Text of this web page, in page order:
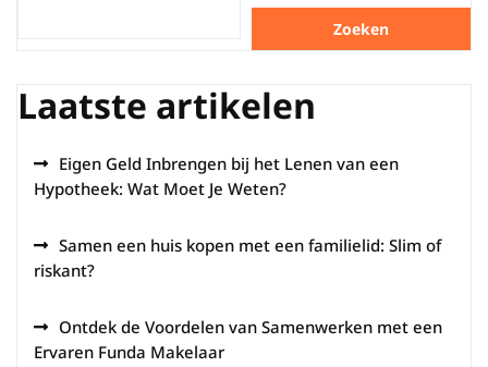
Zoeken
Laatste artikelen
Eigen Geld Inbrengen bij het Lenen van een
Hypotheek: Wat Moet Je Weten?
Samen een huis kopen met een familielid: Slim of
riskant?
Ontdek de Voordelen van Samenwerken met een
Ervaren Funda Makelaar